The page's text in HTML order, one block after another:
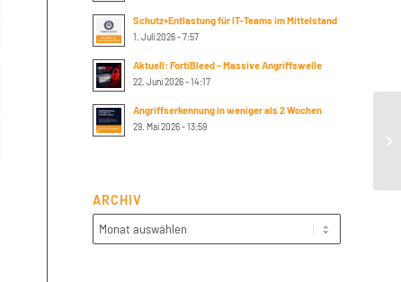
Schutz+Entlastung für IT-Teams im Mittelstand
1. Juli 2026 - 7:57
Aktuell: FortiBleed – Massive Angriffswelle
22. Juni 2026 - 14:17
Angriffserkennung in weniger als 2 Wochen
29. Mai 2026 - 13:59
ARCHIV